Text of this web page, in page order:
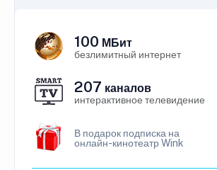
100 МБит
безлимитный интернет
207 каналов
интерактивное телевидение
В подарок подписка на
онлайн-кинотеатр Wink